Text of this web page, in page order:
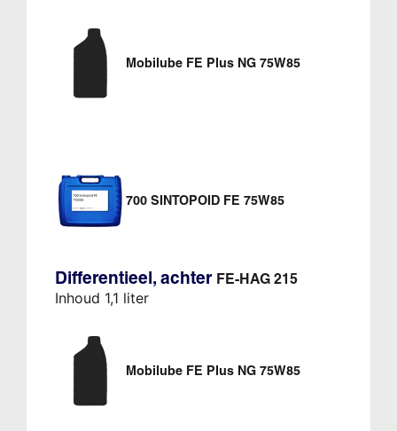
Mobilube FE Plus NG 75W85
700 SINTOPOID FE 75W85
Differentieel, achter FE-HAG 215
Inhoud 1,1 liter
Mobilube FE Plus NG 75W85